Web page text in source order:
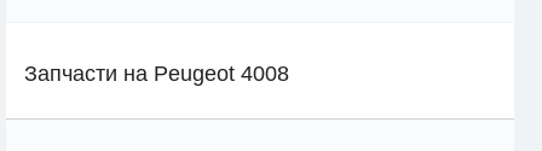
Запчасти на Peugeot 4008